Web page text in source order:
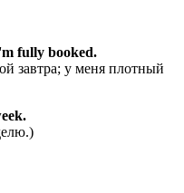
fully booked.
завтра; у меня плотный